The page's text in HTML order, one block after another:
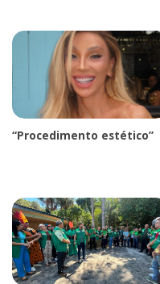
“Procedimento estético”